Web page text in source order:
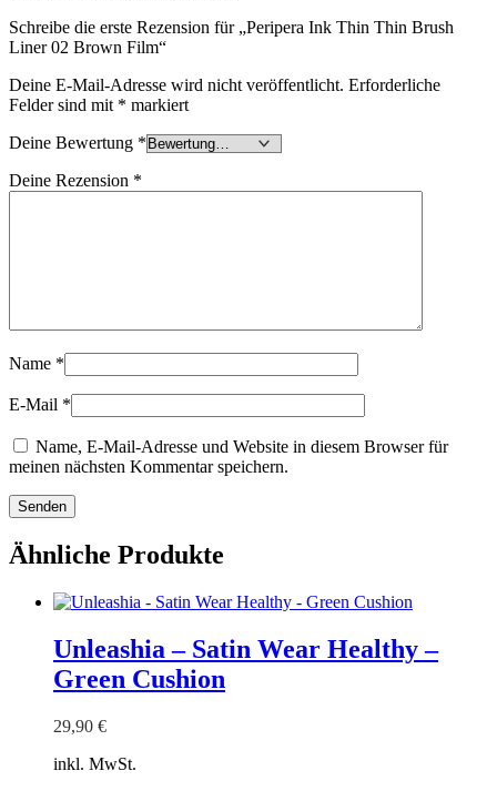
Schreibe die erste Rezension für „Peripera Ink Thin Thin Brush
Liner 02 Brown Film“
Deine E-Mail-Adresse wird nicht veröffentlicht. Erforderliche
Felder sind mit * markiert
Deine Bewertung *
Deine Rezension *
Name *
E-Mail *
Name, E-Mail-Adresse und Website in diesem Browser für
meinen nächsten Kommentar speichern.
Ähnliche Produkte
Unleashia – Satin Wear Healthy –
Green Cushion
29,90 €
inkl. MwSt.